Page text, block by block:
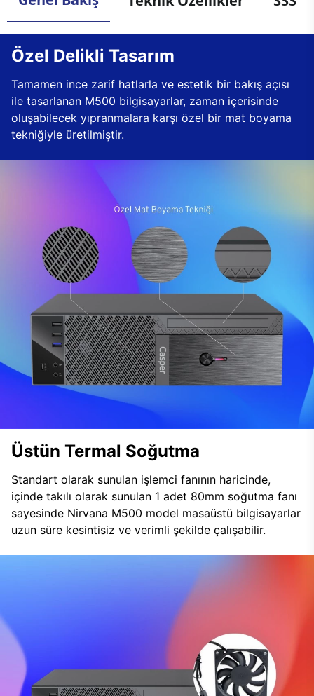
Özel Delikli Tasarım
Tamamen ince zarif hatlarla ve estetik bir bakış açısı
ile tasarlanan M500 bilgisayarlar, zaman içerisinde
oluşabilecek yıpranmalara karşı özel bir mat boyama
tekniğiyle üretilmiştir.
Üstün Termal Soğutma
Standart olarak sunulan işlemci fanının haricinde,
içinde takılı olarak sunulan 1 adet 80mm soğutma fanı
sayesinde Nirvana M500 model masaüstü bilgisayarlar
uzun süre kesintisiz ve verimli şekilde çalışabilir.